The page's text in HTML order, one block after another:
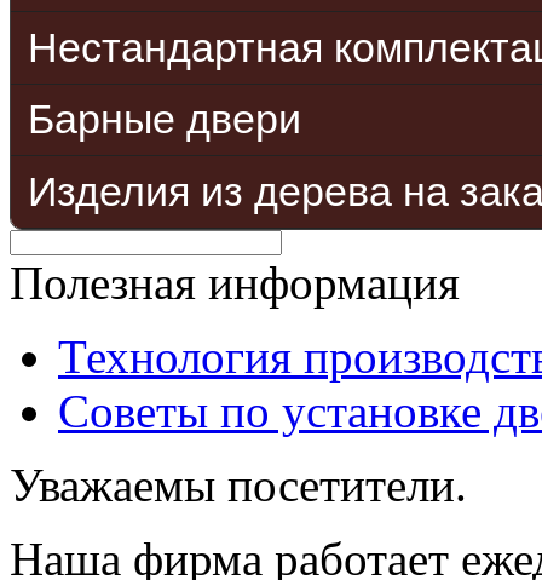
Нестандартная
Барные двери
Изделия из дерева на
Полезная информация
Технология
Советы по установке
Уважаемы посетители.
Наша фирма работает